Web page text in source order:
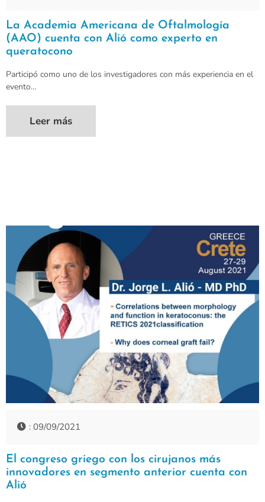
La Academia Americana de Oftalmología
(AAO) cuenta con Alió como experto en
queratocono
Participó como uno de los investigadores con más experiencia en el
evento…
Leer más
: 09/09/2021
El congreso griego con los cirujanos más
innovadores en segmento anterior cuenta con
Alió